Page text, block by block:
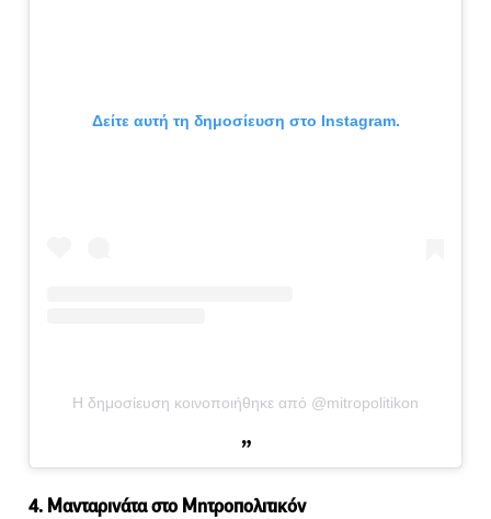
Δείτε αυτή τη δημοσίευση στο Instagram.
Η δημοσίευση κοινοποιήθηκε από @mitropolitikon
4. Μανταρινάτα στο Μητροπολιτικόν